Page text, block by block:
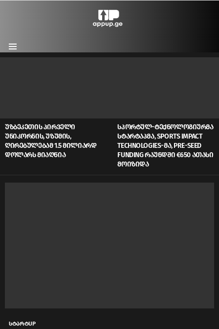
Menu
ᲣᲖᲑᲔᲙᲔᲗᲘᲡ ᲞᲘᲠᲕᲔᲚᲘ
ᲣᲜᲘᲙᲝᲠᲜᲘᲡ, ᲣᲖᲣᲛᲘᲡ,
ᲦᲘᲠᲔᲑᲣᲚᲔᲑᲐᲛ 1.5 ᲛᲘᲚᲘᲐᲠᲓ
ᲓᲝᲚᲐᲠᲡ ᲛᲘᲐᲦᲬᲘᲐ
ᲡᲞᲝᲠᲢᲣᲚ-ᲢᲔᲥᲜᲝᲚᲝᲒᲘᲣᲠᲛᲐ
ᲡᲢᲐᲠᲢᲐᲞᲛᲐ, SPORTS IMPACT
TECHNOLOGIES-ᲛᲐ, PRE-SEED
FUNDING ᲠᲐᲣᲜᲓᲨᲘ €650 ᲐᲗᲐᲡᲘ
ᲛᲝᲘᲖᲘᲓᲐ
სტარტUP